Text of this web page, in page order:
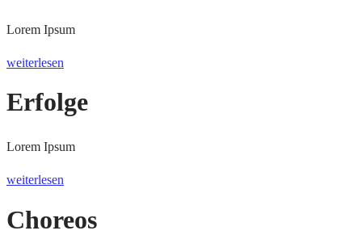
Lorem Ipsum
weiterlesen
Erfolge
Lorem Ipsum
weiterlesen
Choreos